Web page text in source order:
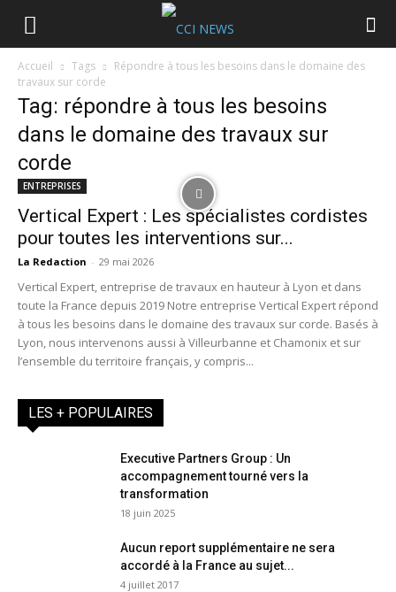
Accueil Tags
Répondre à tous les besoins dans le domaine des
travaux sur corde
Tag: répondre à tous les besoins
dans le domaine des travaux sur
corde
ENTREPRISES
Vertical Expert : Les spécialistes cordistes
pour toutes les interventions sur...
La Redaction - 29 mai 2026
Vertical Expert, entreprise de travaux en hauteur à Lyon et dans
toute la France depuis 2019 Notre entreprise Vertical Expert répond
à tous les besoins dans le domaine des travaux sur corde. Basés à
Lyon, nous intervenons aussi à Villeurbanne et Chamonix et sur
l’ensemble du territoire français, y compris...
LES + POPULAIRES
Executive Partners Group : Un
accompagnement tourné vers la
transformation
18 juin 2025
Aucun report supplémentaire ne sera
accordé à la France au sujet...
4 juillet 2017